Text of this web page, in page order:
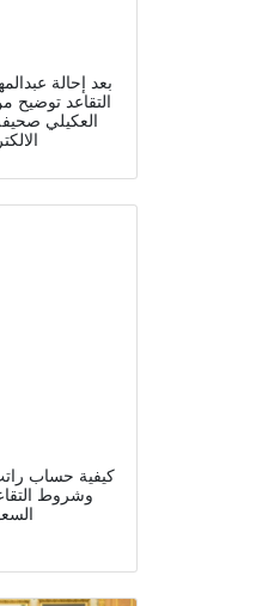
بعد إحالة
التقاعد توضيح
العكيلي
كيفية حساب
وشروط